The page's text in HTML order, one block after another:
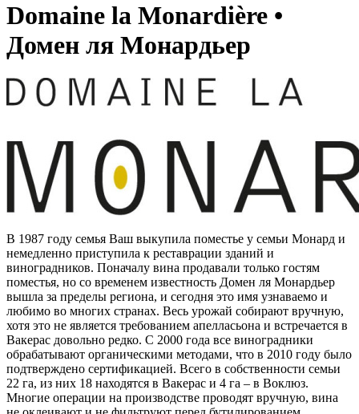
Domaine la Monardière •
Домен ля Монардьер
В 1987 году семья Ваш выкупила поместье у семьи Монард и
немедленно приступила к реставрации зданий и
виноградников. Поначалу вина продавали только гостям
поместья, но со временем известность Домен ля Монардьер
вышла за пределы региона, и сегодня это имя узнаваемо и
любимо во многих странах. Весь урожай собирают вручную,
хотя это не является требованием апелласьона и встречается в
Вакерас довольно редко. С 2000 года все виноградники
обрабатывают органическими методами, что в 2010 году было
подтверждено сертификацией. Всего в собственности семьи
22 га, из них 18 находятся в Вакерас и 4 га – в Воклюз.
Многие операции на производстве проводят вручную, вина